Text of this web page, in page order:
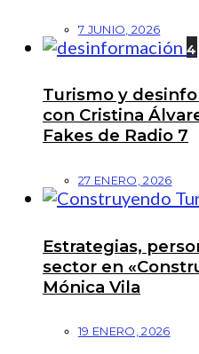
7 JUNIO, 2026
4
Turismo y
con Cristina
Fakes de Radio 7
27 ENERO, 2026
Estrategias,
sector en
Mónica Vila
19 ENERO, 2026